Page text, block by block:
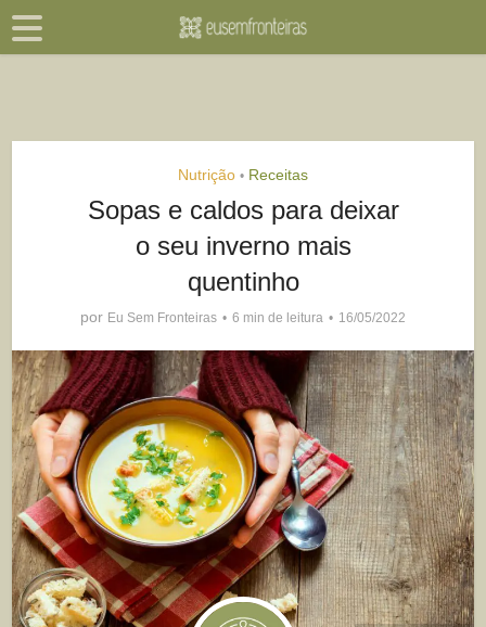
Nutrição • Receitas
Sopas e caldos para deixar
o seu inverno mais
quentinho
por Eu Sem Fronteiras 6 min de leitura 16/05/2022